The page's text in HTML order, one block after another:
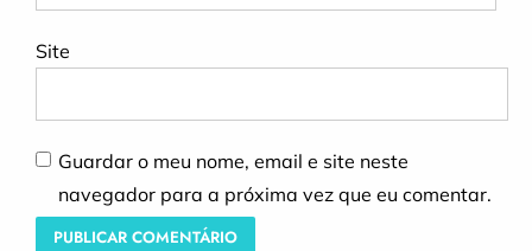
Site
Guardar o meu nome, email e site neste
navegador para a próxima vez que eu comentar.